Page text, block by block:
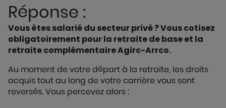
Réponse :
Vous êtes salarié du secteur privé ? Vous cotisez
obligatoirement pour la retraite de base et la
retraite complémentaire Agirc-Arrco.
Au moment de votre départ à la retraite, les droits
acquis tout au long de votre carrière vous sont
reversés. Vous percevez alors :